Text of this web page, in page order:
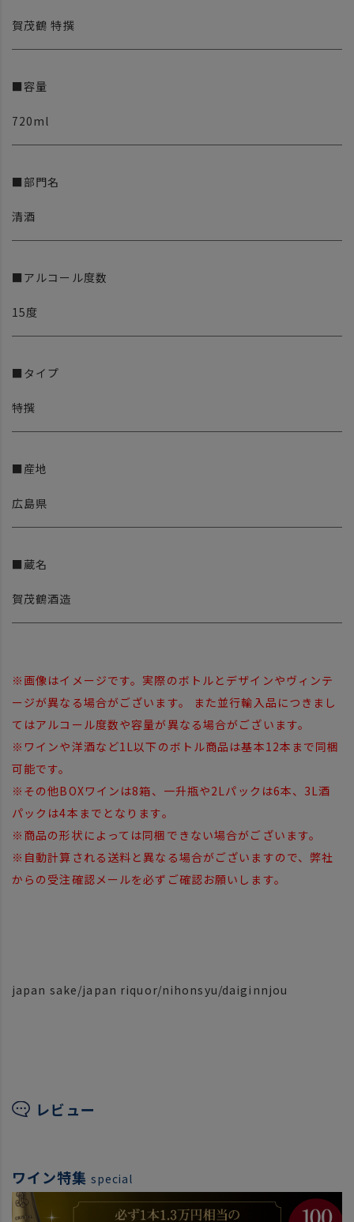
賀茂鶴 特撰
■容量
720ml
■部門名
清酒
■アルコール度数
15度
■タイプ
特撰
■産地
広島県
■蔵名
賀茂鶴酒造
※画像はイメージです。実際のボトルとデザインやヴィンテ
ージが異なる場合がございます。 また並行輸入品につきまし
てはアルコール度数や容量が異なる場合がございます。
※ワインや洋酒など1L以下のボトル商品は基本12本まで同梱
可能です。
※その他BOXワインは8箱、一升瓶や2Lパックは6本、3L酒
パックは4本までとなります。
※商品の形状によっては同梱できない場合がございます。
※自動計算される送料と異なる場合がございますので、弊社
からの受注確認メールを必ずご確認お願いします。
japan sake/japan riquor/nihonsyu/daiginnjou
レビュー
ワイン特集 special